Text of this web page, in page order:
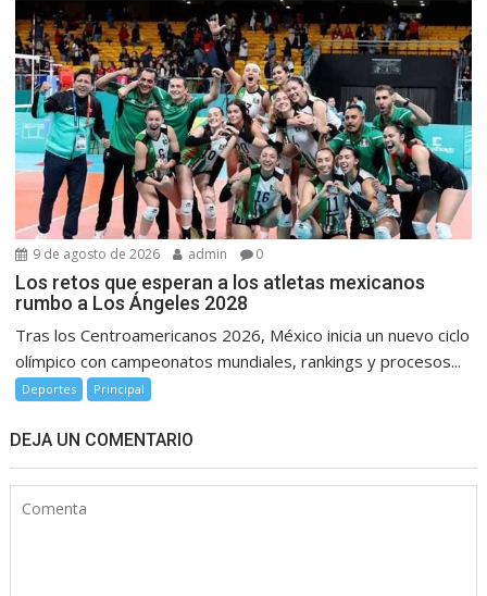
9 de agosto de 2026 admin 0
Los retos que esperan a los atletas mexicanos
rumbo a Los Ángeles 2028
Tras los Centroamericanos 2026, México inicia un nuevo ciclo
olímpico con campeonatos mundiales, rankings y procesos...
Deportes Principal
DEJA UN COMENTARIO